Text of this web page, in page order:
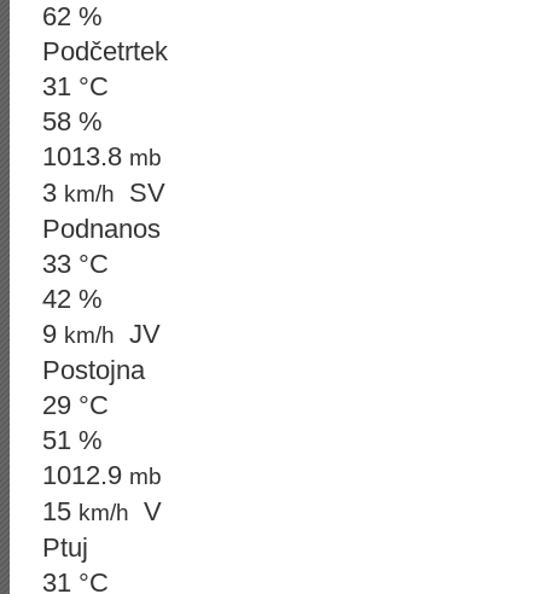
62 %
Podčetrtek
31 °C
58 %
1013.8 mb
3 km/h
SV
Podnanos
33 °C
42 %
9 km/h
JV
Postojna
29 °C
51 %
1012.9 mb
15 km/h
V
Ptuj
31 °C